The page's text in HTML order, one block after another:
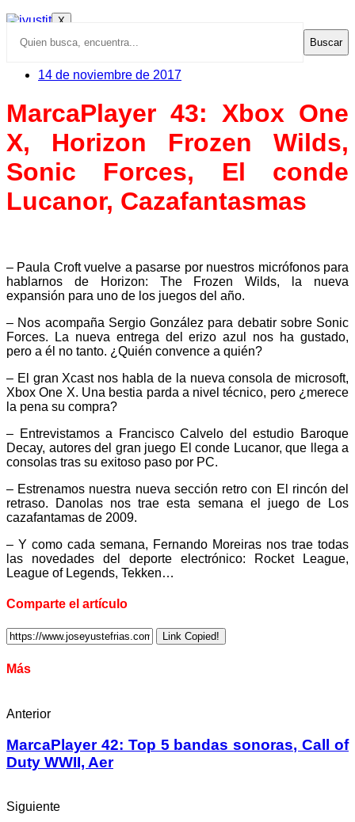
X
Buscar
14 de noviembre de 2017
MarcaPlayer 43: Xbox One
X, Horizon Frozen Wilds,
Sonic Forces, El conde
Lucanor, Cazafantasmas
– Paula Croft vuelve a pasarse por nuestros micrófonos para
hablarnos de Horizon: The Frozen Wilds, la nueva
expansión para uno de los juegos del año.
– Nos acompaña Sergio González para debatir sobre Sonic
Forces. La nueva entrega del erizo azul nos ha gustado,
pero a él no tanto. ¿Quién convence a quién?
– El gran Xcast nos habla de la nueva consola de microsoft,
Xbox One X. Una bestia parda a nivel técnico, pero ¿merece
la pena su compra?
– Entrevistamos a Francisco Calvelo del estudio Baroque
Decay, autores del gran juego El conde Lucanor, que llega a
consolas tras su exitoso paso por PC.
– Estrenamos nuestra nueva sección retro con El rincón del
retraso. Danolas nos trae esta semana el juego de Los
cazafantamas de 2009.
– Y como cada semana, Fernando Moreiras nos trae todas
las novedades del deporte electrónico: Rocket League,
League of Legends, Tekken…
Comparte el artículo
Link Copied!
Más
Anterior
MarcaPlayer 42: Top 5 bandas sonoras, Call of
Duty WWII, Aer
Siguiente